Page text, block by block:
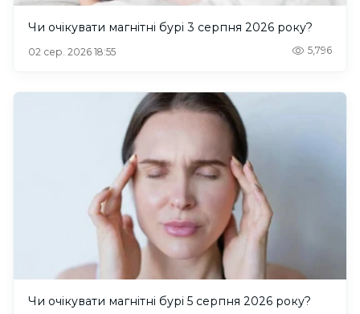
Чи очікувати магнітні бурі 3 серпня 2026 року?
02 сер. 2026 18:55 5,796
Чи очікувати магнітні бурі 5 серпня 2026 року?